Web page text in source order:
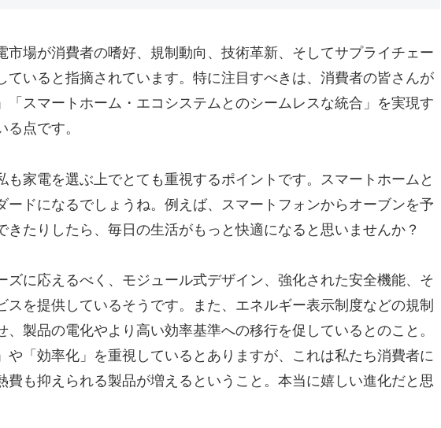
市場が消費者の嗜好、規制動向、技術革新、そしてサプライチェー
ていると指摘されています。特に注目すべきは、消費者の皆さんが
「スマートホーム・エコシステムとのシームレスな統合」を実現す
点です。
も家電を選ぶ上でとても重視するポイントです。スマートホームと
ードになるでしょうね。例えば、スマートフォンからオーブンを予
きたりしたら、毎日の生活がもっと快適になると思いませんか？
ズに応えるべく、モジュール式デザイン、強化された安全機能、そ
スを提供しているそうです。また、エネルギー表示制度などの規制
、製品の電化やより高い効率基準への移行を促しているとのこと。
や「効率化」を重視しているとありますが、これは私たち消費者に
費も抑えられる製品が増えるということ。本当に嬉しい進化だと思